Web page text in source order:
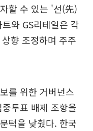
할 수 있는 '선(先)
와 GS리테일은 각
향 조정하며 주주
를 위한 거버넌스
투표 배제 조항을
턱을 낮췄다. 한국